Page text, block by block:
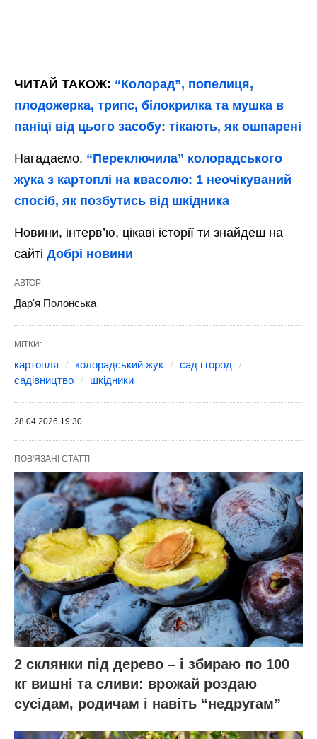
ЧИТАЙ ТАКОЖ: “Колорад”, попелиця,
плодожерка, трипс, білокрилка та мушка в
паніці від цього засобу: тікають, як ошпарені
Нагадаємо, “Переключила” колорадського
жука з картоплі на квасолю: 1 неочікуваний
спосіб, як позбутись від шкідника
Новини, інтерв’ю, цікаві історії ти знайдеш на
сайті Добрі новини
АВТОР:
Дар'я Полонська
МІТКИ:
картопля колорадський жук
сад і город
садівництво
шкідники
28.04.2026 19:30
ПОВ'ЯЗАНІ СТАТТІ
2 склянки під дерево – і збираю по 100
кг вишні та сливи: врожай роздаю
сусідам, родичам і навіть “недругам”